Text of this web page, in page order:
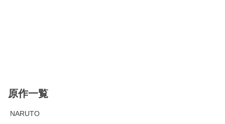
原作一覧
NARUTO